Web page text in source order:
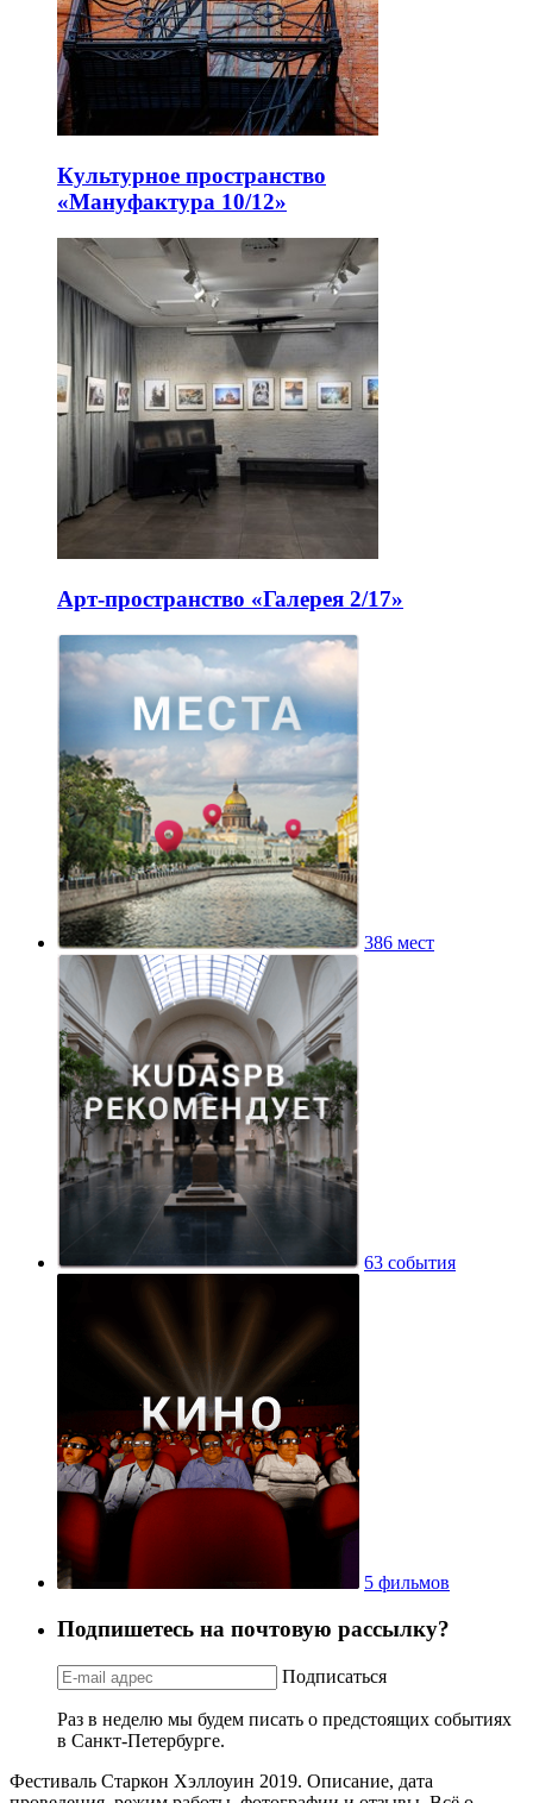
Культурное пространство
«Мануфактура 10/12»
Арт-пространство «Галерея 2/17»
386 мест
63 события
5 фильмов
Подпишетесь на почтовую рассылку?
Подписаться
Раз в неделю мы будем писать о предстоящих событиях
в Санкт-Петербурге.
Фестиваль Старкон Хэллоуин 2019. Описание, дата